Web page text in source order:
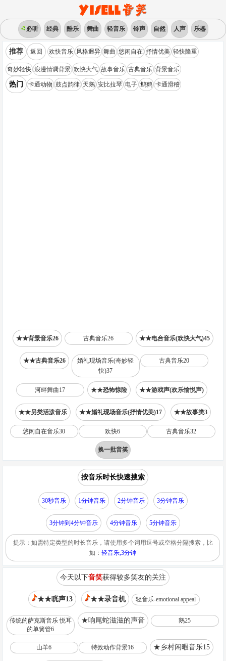
必听 经典 酷乐 舞曲 轻音乐 铃声 自然 人声 乐器
推荐 返回 欢快音乐 风格迥异 舞曲 悠闲自在 抒情优美 轻快隆重
奇妙轻快 浪漫情调背景 欢快大气 故事音乐 古典音乐 背景音乐
热门 卡通动物 鼓点韵律 天鹅 安比拉琴 电子 鹪鹩 卡通滑稽
★★背景音乐26 古典音乐26 ★★电台音乐(欢快大气)45
★★古典音乐26
婚礼现场音乐(奇妙轻
快)37
古典音乐20
河畔舞曲17 ★★恐怖惊险 ★★游戏声(欢乐愉悦声)
★★另类活泼音乐 ★★婚礼现场音乐(抒情优美)17 ★★故事类3
悠闲自在音乐30 欢快6 古典音乐32
换一批音笑
按音乐时长快速搜索
30秒音乐 1分钟音乐 2分钟音乐 3分钟音乐
3分钟到4分钟音乐 4分钟音乐 5分钟音乐
提示：如需特定类型的时长音乐，请使用多个词用逗号或空格分隔搜索，比
如：轻音乐,3分钟
今天以下音笑获得较多笑友的关注
★★咣声13 ★★录音机 轻音乐-emotional appeal
传统的萨克斯音乐 悦耳
的单簧管6
★响尾蛇滋滋的声音 鹅25
山羊6 特效动作背景16 ★乡村闲暇音乐15